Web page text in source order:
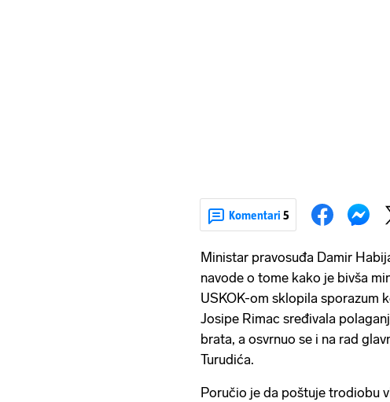
Komentari 5
Ministar pravosuđa Damir
navode o tome kako je bivša
USKOK-om sklopila sporazum
Josipe Rimac sređivala
brata, a osvrnuo se i na rad
Turudića.
Poručio je da poštuje trodiobu